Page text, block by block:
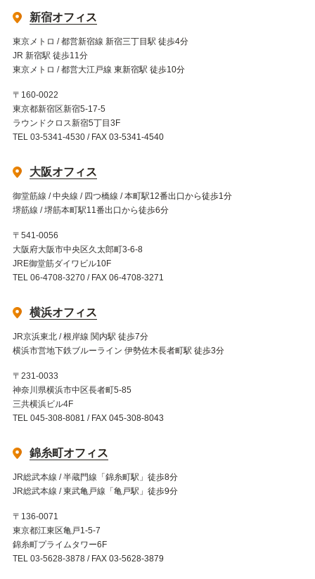
新宿オフィス
東京メトロ / 都営新宿線 新宿三丁目駅 徒歩4分
JR 新宿駅 徒歩11分
東京メトロ / 都営大江戸線 東新宿駅 徒歩10分
〒160-0022
東京都新宿区新宿5-17-5
ラウンドクロス新宿5丁目3F
TEL 03-5341-4530 / FAX 03-5341-4540
大阪オフィス
御堂筋線 / 中央線 / 四つ橋線 / 本町駅12番出口から徒歩1分
堺筋線 / 堺筋本町駅11番出口から徒歩6分
〒541-0056
大阪府大阪市中央区久太郎町3-6-8
JRE御堂筋ダイワビル10F
TEL 06-4708-3270 / FAX 06-4708-3271
横浜オフィス
JR京浜東北 / 根岸線 関内駅 徒歩7分
横浜市営地下鉄ブルーライン 伊勢佐木長者町駅 徒歩3分
〒231-0033
神奈川県横浜市中区長者町5-85
三共横浜ビル4F
TEL 045-308-8081 / FAX 045-308-8043
錦糸町オフィス
JR総武本線 / 半蔵門線「錦糸町駅」徒歩8分
JR総武本線 / 東武亀戸線「亀戸駅」徒歩9分
〒136-0071
東京都江東区亀戸1-5-7
錦糸町プライムタワー6F
TEL 03-5628-3878 / FAX 03-5628-3879